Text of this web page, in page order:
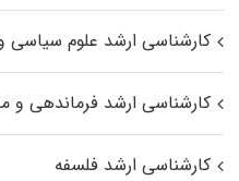
کارشناسی ارشد علوم سیاسی
کارشناسی ارشد فرماندهی و
کارشناسی ارشد فلسفه